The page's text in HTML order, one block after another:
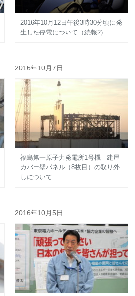
2016年10月12日午後3時30分頃に発
生した停電について（続報2）
2016年10月7日
福島第一原子力発電所1号機 建屋
カバー壁パネル（8枚目）の取り外
しについて
2016年10月5日